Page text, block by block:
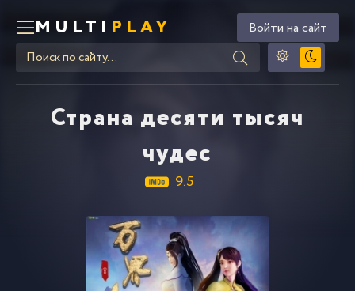
MULTI PLAY Войти на сайт
Страна десяти тысяч
чудес
9.5